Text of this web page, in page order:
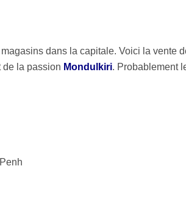
dans la capitale. Voici la
de la passion Mondulkiri. Probablement